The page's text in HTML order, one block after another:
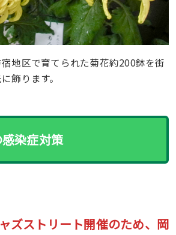
地区で育てられた菊花約200鉢を街
飾ります。
染症対策
ズストリート開催のため、岡